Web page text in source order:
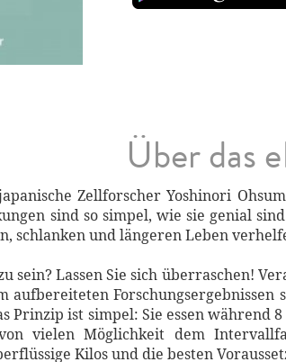
Über das
Zellforscher Yoshinori
sind so simpel, wie sie genial
schlanken und längeren Leben
sein? Lassen Sie sich überraschen!
Prinzip ist simpel: Sie essen während
vielen Möglichkeit dem
Kilos und die besten